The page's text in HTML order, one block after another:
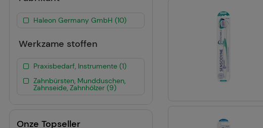
Haleon Germany GmbH (10)
Werkzame stoffen
Praxisbedarf, Instrumente (1)
Zahnbürsten, Mundduschen,
Zahnseide, Zahnhölzer (9)
Onze Topseller